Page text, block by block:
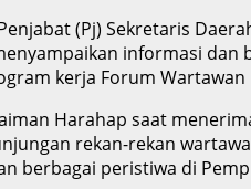
(Pj) Sekretaris
informasi dan
kerja Forum
Harahap saat
rekan-rekan
berbagai peristiwa di